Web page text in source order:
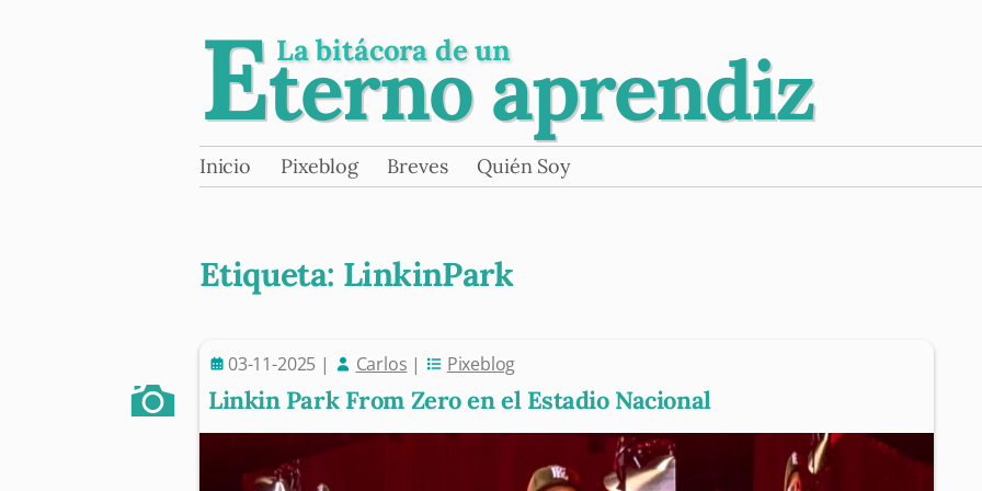
Eterno aprendiz
La bitácora de un
Skip
Inicio Pixeblog Breves Quién Soy
Etiqueta: LinkinPark
Post navigation
03-11-2025 | Carlos | Pixeblog
Linkin Park From Zero en el Estadio Nacional